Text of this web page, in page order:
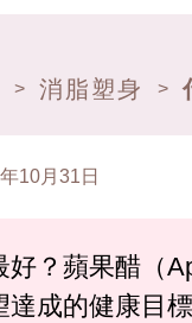
> 消脂塑身 >
10月31日
？蘋果醋（
達成的健康